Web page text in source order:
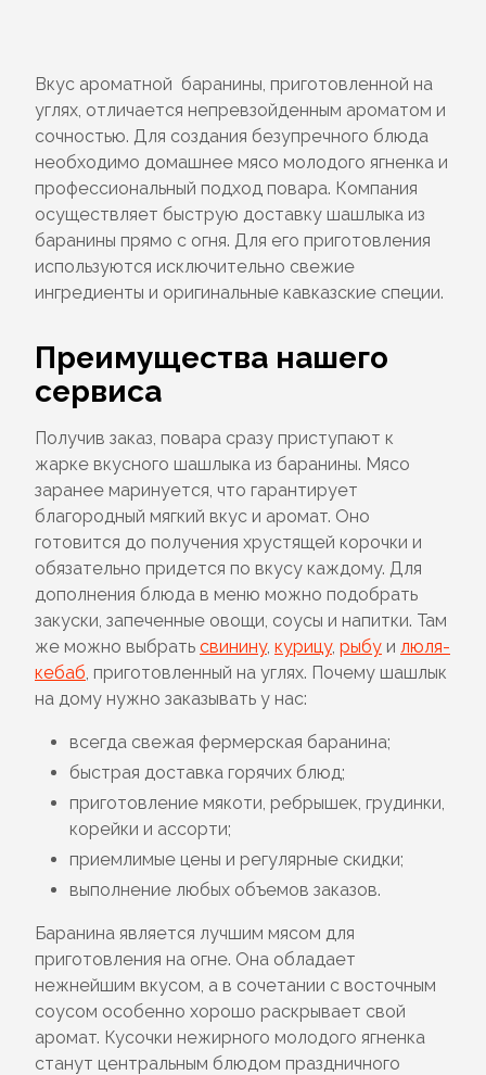
Вкус ароматной баранины, приготовленной на
углях, отличается непревзойденным ароматом и
сочностью. Для создания безупречного блюда
необходимо домашнее мясо молодого ягненка и
профессиональный подход повара. Компания
осуществляет быструю доставку шашлыка из
баранины прямо с огня. Для его приготовления
используются исключительно свежие
ингредиенты и оригинальные кавказские специи.
Преимущества нашего
сервиса
Получив заказ, повара сразу приступают к
жарке вкусного шашлыка из баранины. Мясо
заранее маринуется, что гарантирует
благородный мягкий вкус и аромат. Оно
готовится до получения хрустящей корочки и
обязательно придется по вкусу каждому. Для
дополнения блюда в меню можно подобрать
закуски, запеченные овощи, соусы и напитки. Там
же можно выбрать свинину, курицу, рыбу и люля-
кебаб, приготовленный на углях. Почему шашлык
на дому нужно заказывать у нас:
всегда свежая фермерская баранина;
быстрая доставка горячих блюд;
приготовление мякоти, ребрышек, грудинки,
корейки и ассорти;
приемлимые цены и регулярные скидки;
выполнение любых объемов заказов.
Баранина является лучшим мясом для
приготовления на огне. Она обладает
нежнейшим вкусом, а в сочетании с восточным
соусом особенно хорошо раскрывает свой
аромат. Кусочки нежирного молодого ягненка
станут центральным блюдом праздничного